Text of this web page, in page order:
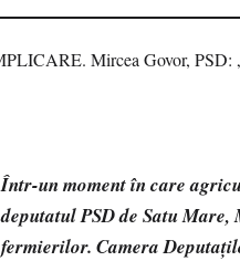
Într-un moment în care
deputatul PSD de Satu
fermierilor. Camera